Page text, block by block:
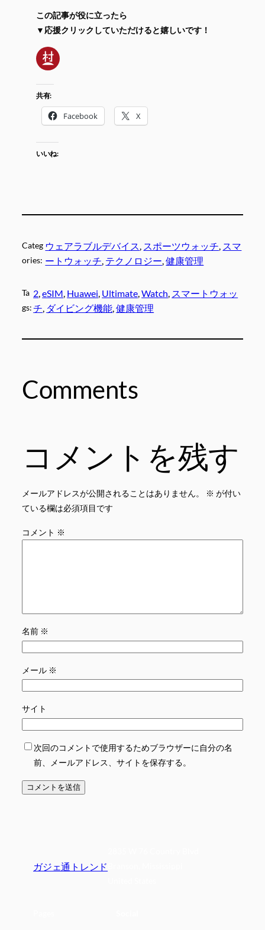
この記事が役に立ったら
▼応援クリックしていただけると嬉しいです！
共有:
Facebook X
いいね:
Categ
ories:
ウェアラブルデバイス, スポーツウォッチ, スマ
ートウォッチ, テクノロジー, 健康管理
Ta
gs:
2, eSIM, Huawei, Ultimate, Watch, スマートウォッ
チ, ダイビング機能, 健康管理
Comments
コメントを残す
メールアドレスが公開されることはありません。 ※ が付い
ている欄は必須項目です
コメント ※
名前 ※
メール ※
サイト
次回のコメントで使用するためブラウザーに自分の名
前、メールアドレス、サイトを保存する。
ガジェ通トレンド